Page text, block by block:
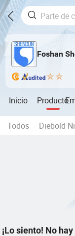
Foshan
Inicio Producto
Todos Diebold
¡Lo siento! No